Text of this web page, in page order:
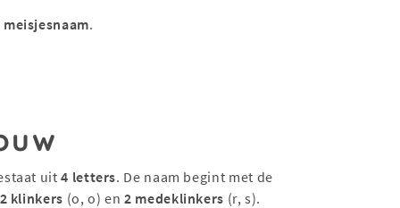
meisjesnaam.
uit4 letters. De naam begint met de
2 klinkers (o, o) en2 medeklinkers (r, s).